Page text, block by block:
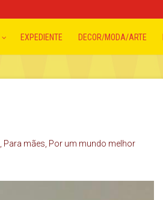
EXPEDIENTE DECOR/MODA/ARTE
Para mães Por um mundo melhor